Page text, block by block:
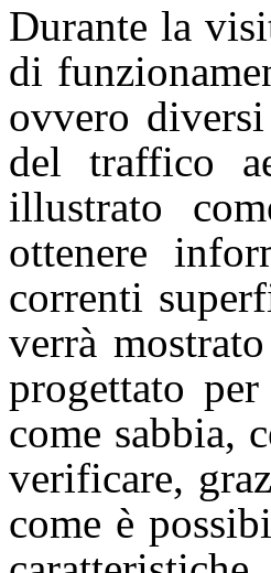
Durante la
di
ovvero
del traffico
illustrato
ottenere
correnti
verrà
progettato
come sabbia,
verificare,
come è